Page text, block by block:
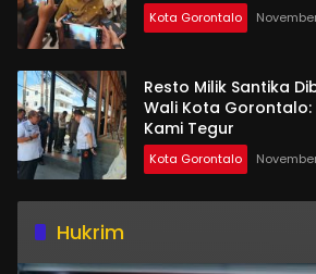
Kota Gorontalo
Resto Milik Santika
Wali Kota Gorontalo:
Kami Tegur
Kota Gorontalo
Hukrim